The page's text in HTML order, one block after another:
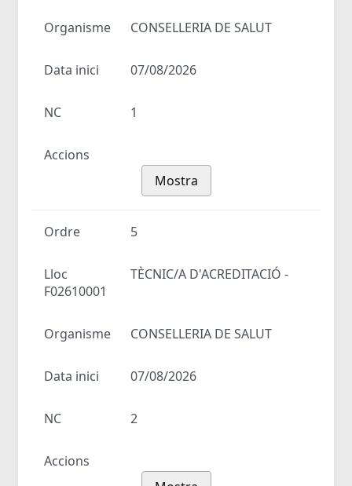
Organisme CONSELLERIA DE SALUT
Data inici 07/08/2026
NC 1
Accions
Mostra
Ordre 5
Lloc
TÈCNIC/A D'ACREDITACIÓ -
F02610001
Organisme CONSELLERIA DE SALUT
Data inici 07/08/2026
NC 2
Accions